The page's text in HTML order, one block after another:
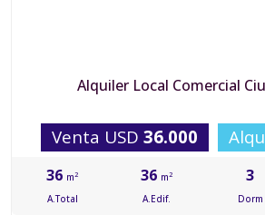
Alquiler Local Comercial
Venta USD 36.000
36 m2
A.Total
36 m2
A.Edif.
3
Dorm